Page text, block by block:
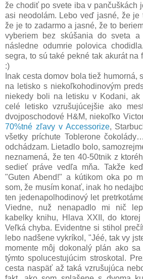
že chodiť po svete iba v pančuškách
asi neodolám. Lebo veď jasné, že je
že je to zadarmo a jasné, že to
vyberiem bez skúšania do sveta
následne odumrie polovica
segra, to sú také pekné tak akurát na
:)
Inak cesta domov bola tiež humorná,
na letisko s niekoľkohodinovým
niekedy boli na letisku v Kodani, ak
celé letisko vzrušujúcejšie ako
dvojposchodové H&M, niekoľko
70%tné zľavy v Accessorize,
všetky príchute Toblerone
odchádzam. Lietadlo bolo,
neznamená, že ten 40-50tnik z
sedieť práve vedľa mňa. Takže
"Guten Abend!" a kútikom oka po
som, že musím konať, inak ho
ten jedenapolhodinový let
Viedne, nuž nenapadlo mi nič
kabelky knihu, Hlava XXII, do
Veľká chyba. Evidentne si stihol
lebo nadšene vykríkol, "Jéé, tak vy
momente môj dokonalý plán ako
týmto spolucestujúcim stroskotal.
cesta naspäť až taká vzrušujúca